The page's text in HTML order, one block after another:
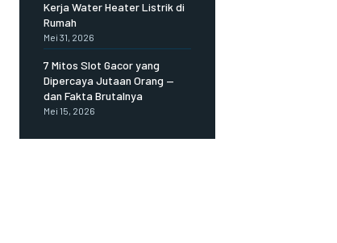
Kerja Water Heater Listrik di
Rumah
Mei 31, 2026
7 Mitos Slot Gacor yang
Dipercaya Jutaan Orang —
dan Fakta Brutalnya
Mei 15, 2026